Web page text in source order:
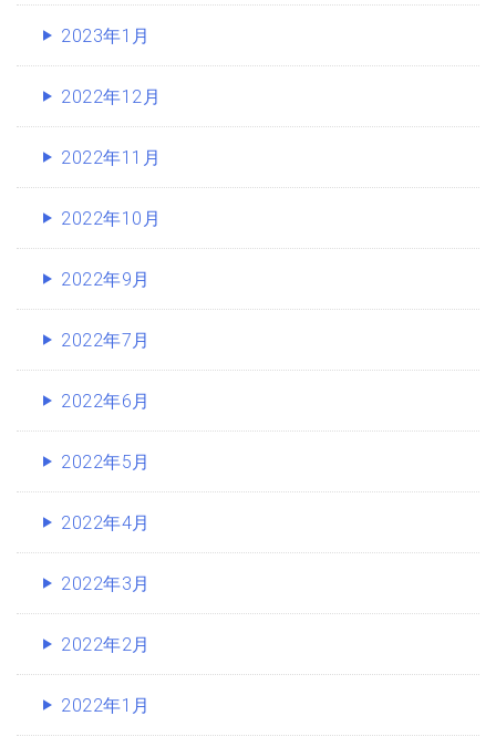
2023年1月
2022年12月
2022年11月
2022年10月
2022年9月
2022年7月
2022年6月
2022年5月
2022年4月
2022年3月
2022年2月
2022年1月